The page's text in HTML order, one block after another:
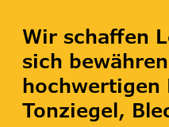
Wir schaffen
sich
hochwertigen
Tonziegel,